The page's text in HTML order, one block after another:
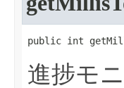
public int
進捗モ